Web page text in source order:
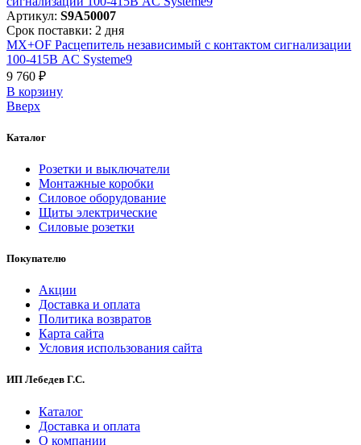
Артикул: S9A50007
Срок поставки: 2 дня
MX+OF Расцепитель независимый с контактом сигнализации
100-415В AC Systeme9
9 760 ₽
В корзинy
Вверх
Каталог
Розетки и выключатели
Монтажные коробки
Силовое оборудование
Щиты электрические
Силовые розетки
Покупателю
Акции
Доставка и оплата
Политика возвратов
Карта сайта
Условия использования сайта
ИП Лебедев Г.С.
Каталог
Доставка и оплата
О компании